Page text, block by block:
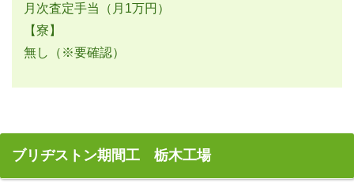
月次査定手当（月1万円）
【寮】
無し（※要確認）
ブリヂストン期間工 栃木工場